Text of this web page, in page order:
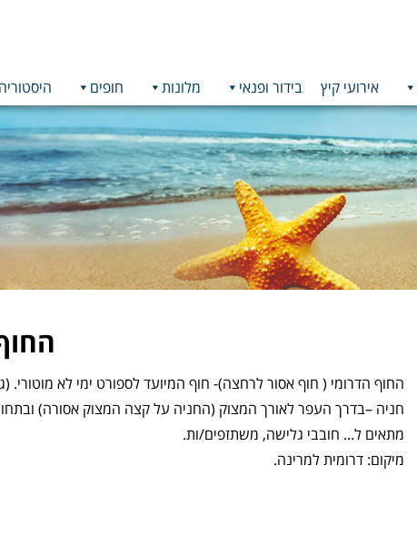
אירועי קיץ בידור ופנאי מלונות חופים
החוף הדרומי ( חוף אסור לרחצה)- חוף המיועד לספורט ימי לא מוטורי. (גובה
חניה –בדרך העפר לאורך המצוק (החניה על קצה המצוק אסורה)
מתאים ל... חובבי גלישה, משתזפים/ות.
מיקום: דרומית למרינה.